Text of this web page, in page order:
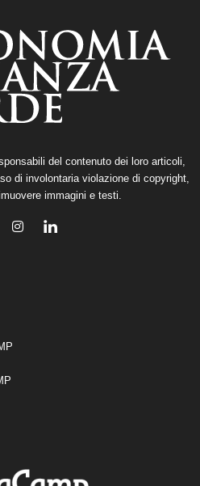
del contenuto dei loro articoli,
di involontaria violazione di copyright,
immagini e testi.